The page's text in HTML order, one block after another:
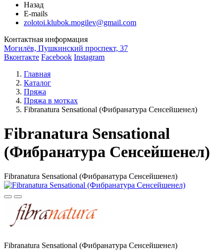
Назад
E-mails
zolotoi.klubok.mogilev@gmail.com
Контактная информация
Могилёв, Пушкинский проспект, 37
Вконтакте Facebook Instagram
Главная
Каталог
Пряжа
Пряжа в мотках
Fibranatura Sensational (Фибранатура Сенсейшенел)
Fibranatura Sensational
(Фибранатура Сенсейшенел)
Fibranatura Sensational (Фибранатура Сенсейшенел)
Fibranatura Sensational (Фибранатура Сенсейшенел)